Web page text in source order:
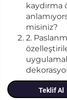
kaydırma
misiniz?
2.
Teklif Al